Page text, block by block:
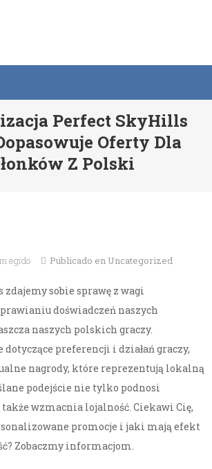
Perfect SkyHills
Oferty Dla
Z Polski
egido Publicado en Uncategorized
sobie sprawę z wagi
doświadczeń naszych
naszych polskich graczy.
dotyczące preferencji i działań graczy,
nagrody, które reprezentują lokalną
podejście nie tylko podnosi
także wzmacnia lojalność. Ciekawi Cię,
promocje i jaki mają efekt
Zobaczmy informacjom.